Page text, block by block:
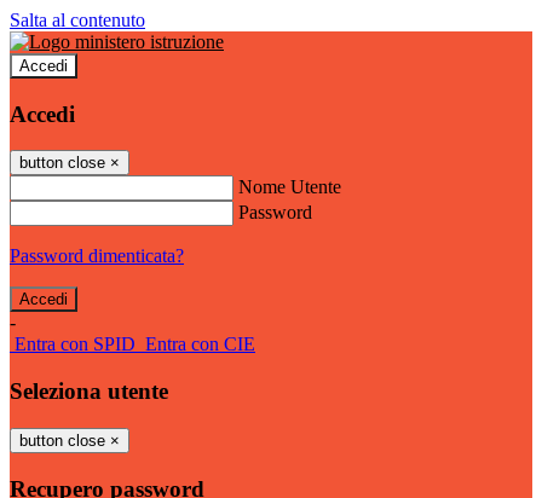
Salta al contenuto
Accedi
Accedi
button close ×
Nome Utente
Password
Password dimenticata?
-
Entra con SPID Entra con CIE
Seleziona utente
button close ×
Recupero password